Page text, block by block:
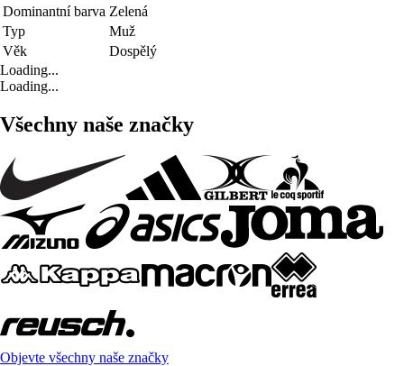
Dominantní barva Zelená
Typ
Muž
Věk
Dospělý
Loading...
Loading...
Všechny naše značky
Objevte všechny naše značky